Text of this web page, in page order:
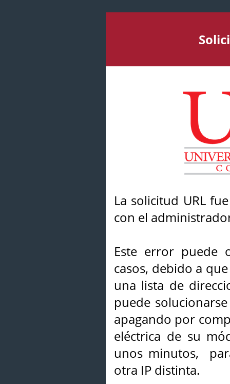
La solicitud URL
con el
Este error puede
casos, debido a
una lista de
puede
apagando por
eléctrica de su
unos minutos,
otra IP distinta.